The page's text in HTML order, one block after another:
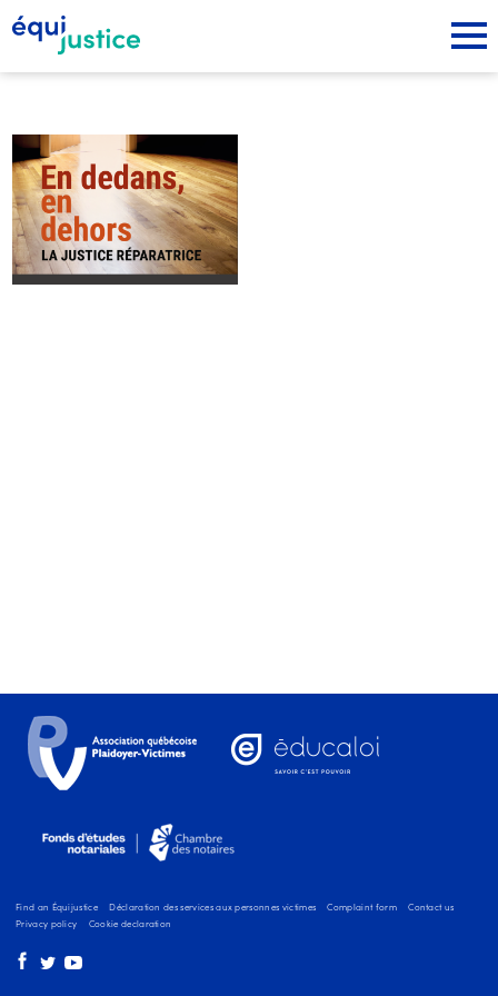
Find an Équijustice Déclaration des services aux personnes victimes Complaint form
Contact us
Privacy policy
Cookie declaration